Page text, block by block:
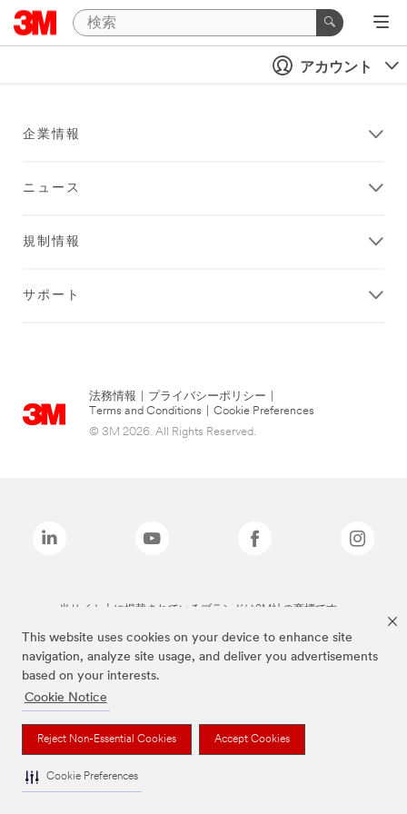
This website uses cookies on your device to enhance site
navigation, analyze site usage, and deliver you advertisements
based on your interests.
Cookie Notice
Reject Non-Essential Cookies Accept Cookies
Cookie Preferences
アカウント
企業情報
ニュース
規制情報
サポート
法務情報 プライバシーポリシー
Terms and Conditions
Cookie Preferences
© 3M 2026. All Rights Reserved.
当サイト上に掲載されているブランドは3M社の商標です。